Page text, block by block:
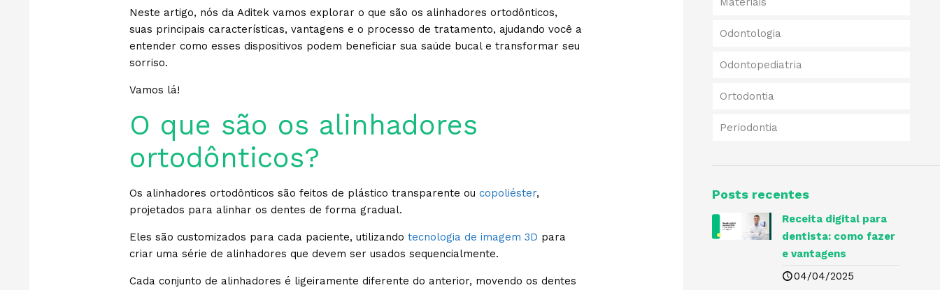
Neste artigo, nós da Aditek vamos explorar o que são os alinhadores ortodônticos,
suas principais características, vantagens e o processo de tratamento, ajudando você a
entender como esses dispositivos podem beneficiar sua saúde bucal e transformar seu
sorriso.
Vamos lá!
O que são os alinhadores
ortodônticos?
Os alinhadores ortodônticos são feitos de plástico transparente ou copoliéster,
projetados para alinhar os dentes de forma gradual.
Eles são customizados para cada paciente, utilizando tecnologia de imagem 3D para
criar uma série de alinhadores que devem ser usados sequencialmente.
Cada conjunto de alinhadores é ligeiramente diferente do anterior, movendo os dentes
Odontologia
Odontopediatria
Ortodontia
Periodontia
Posts recentes
Receita digital para
dentista​: como fazer
e vantagens
04/04/2025